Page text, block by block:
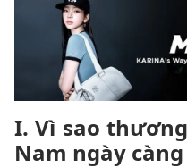
I. Vì sao
Nam ngày